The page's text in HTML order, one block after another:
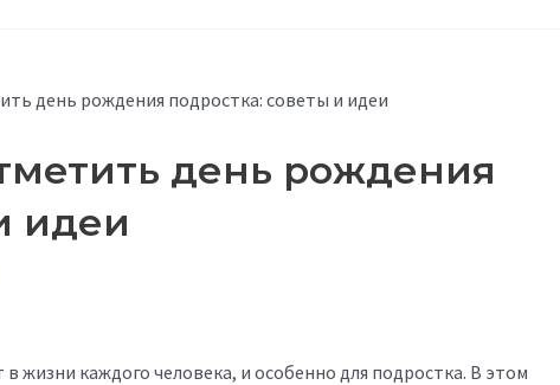
день рождения подростка: советы и идеи
день рождения
идеи
жизни каждого человека, и особенно для подростка. В этом